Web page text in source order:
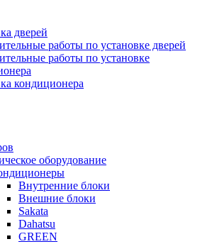
дверей
работы по установке дверей
работы по установке
кондиционера
оборудование
Внутренние блоки
Внешние блоки
Sakata
Dahatsu
GREEN